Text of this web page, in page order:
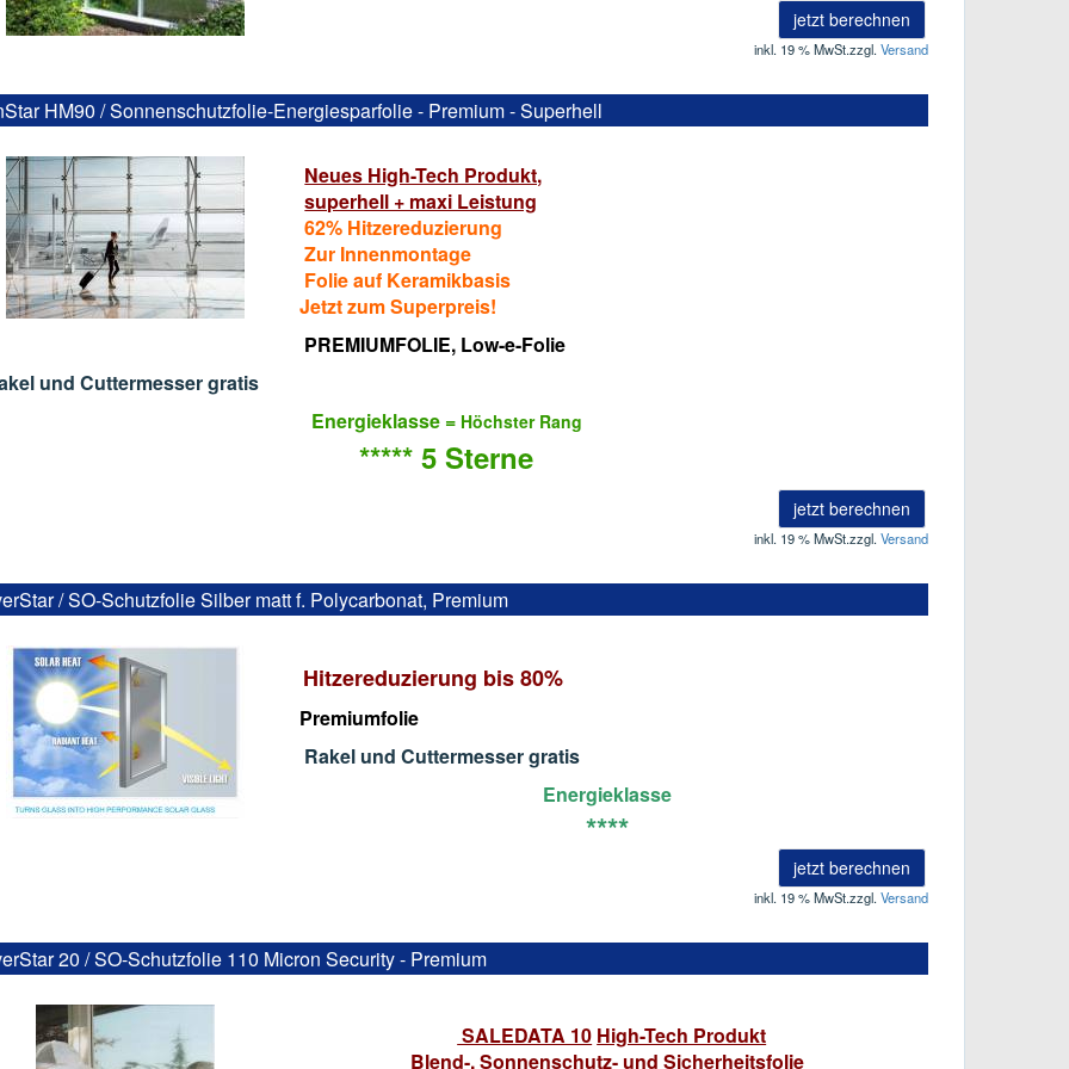
jetzt berechnen
inkl. 19 % MwSt.zzgl. Versand
HM90 / Sonnenschutzfolie-Energiesparfolie - Premium - Superhell
Neues High-Tech Produkt,
superhell + maxi Leistung
62% Hitzereduzierung
Zur Innenmontage
Folie auf Keramikbasis
Jetzt zum Superpreis!
PREMIUMFOLIE, Low-e-Folie
und Cuttermesser gratis
Energieklasse = Höchster Rang
***** 5 Sterne
jetzt berechnen
inkl. 19 % MwSt.zzgl. Versand
/ SO-Schutzfolie Silber matt f. Polycarbonat, Premium
Hitzereduzierung bis 80%
Premiumfolie
Rakel und Cuttermesser gratis
Energieklasse
****
jetzt berechnen
inkl. 19 % MwSt.zzgl. Versand
20 / SO-Schutzfolie 110 Micron Security - Premium
SALEDATA 10 High-Tech Produkt
Blend-, Sonnenschutz- und Sicherheitsfolie